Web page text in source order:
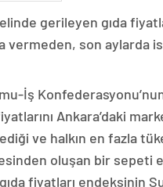
gerileyen gıda
vermeden, son aylarda
İş
Ankara’daki
ve halkın en fazla
oluşan bir sepeti
gıda fiyatları endeksinin